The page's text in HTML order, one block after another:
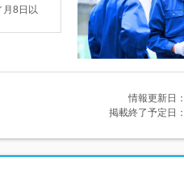
8日以
情報更新日：
掲載終了予定日：